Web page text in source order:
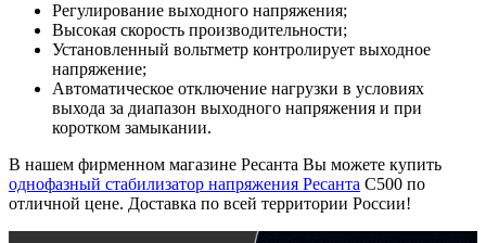
Регулирование выходного напряжения;
Высокая скорость производительности;
Установленный вольтметр контролирует выходное
напряжение;
Автоматическое отключение нагрузки в условиях
выхода за диапазон выходного напряжения и при
коротком замыкании.
В нашем фирменном магазине Ресанта Вы можете купить
однофазный стабилизатор напряжения Ресанта C500 по
отличной цене. Доставка по всей территории России!